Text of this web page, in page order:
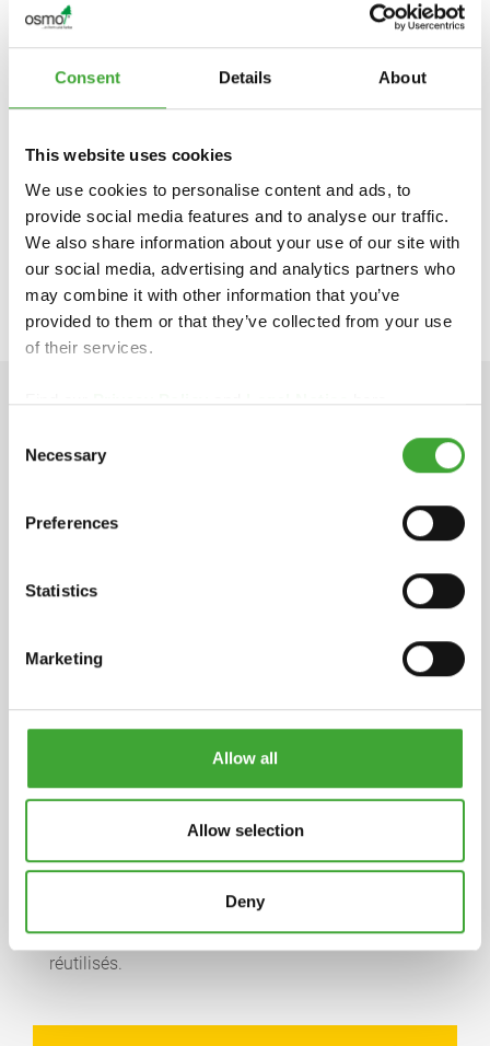
Consent Details About
This website uses cookies
We use cookies to personalise content and ads, to
provide social media features and to analyse our traffic.
We also share information about your use of our site with
our social media, advertising and analytics partners who
may combine it with other information that you’ve
provided to them or that they’ve collected from your use
of their services.
Find ourPrivacy PolicyandLegal Noticehere.
Selection
Necessary
Preferences
Statistics
Marketing
Allow all
Allow selection
Deny
POUR OBTENIR DES INFORMATIONS
REVENDEUR SPÉCIALISÉ DE VOTRE RÉGION
https://www.osmo.fr
info-export@osmo.de
Fiche de données de sécurité
pdf, 232 Ko
Polyisocyanate aliphatique, acétate de
méthoxypropyle. Déclaration détaillée sur
1 an et plus, si le produit est conservé dans son
conditionnement d’origine non ouvert. Les restes
de produits mélangés ne peuvent être conservés et
réutilisés.